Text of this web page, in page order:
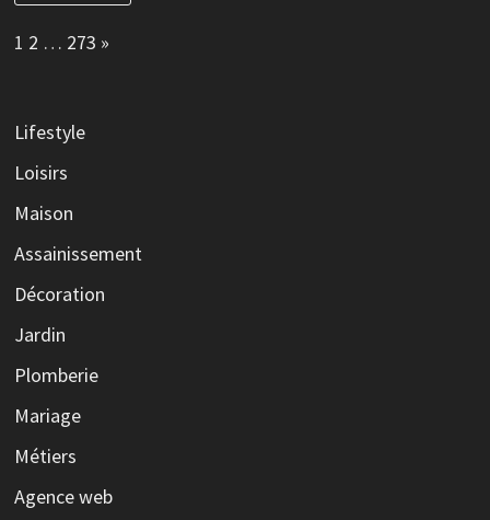
Page:
1 2 … 273 Next
»
Lifestyle
Loisirs
Maison
Assainissement
Décoration
Jardin
Plomberie
Mariage
Métiers
Agence web